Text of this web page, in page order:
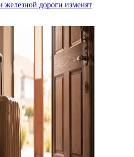
дороги изменят